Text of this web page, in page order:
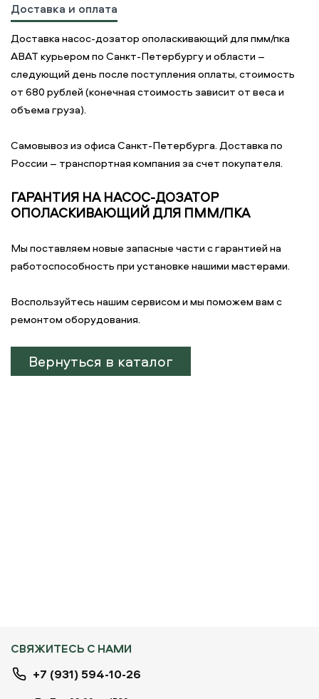
Доставка и оплата
Доставка насос-дозатор ополаскивающий для пмм/пка
ABAT курьером по Санкт-Петербургу и области –
следующий день после поступления оплаты, стоимость
от 680 рублей (конечная стоимость зависит от веса и
объема груза).
Самовывоз из офиса Санкт-Петербурга. Доставка по
России – транспортная компания за счет покупателя.
ГАРАНТИЯ НА НАСОС-ДОЗАТОР
ОПОЛАСКИВАЮЩИЙ ДЛЯ ПММ/ПКА
Мы поставляем новые запасные части с гарантией на
работоспособность при установке нашими мастерами.
Воспользуйтесь нашим сервисом и мы поможем вам с
ремонтом оборудования.
Вернуться в каталог
СВЯЖИТЕСЬ С НАМИ
+7 (931) 594-10-26